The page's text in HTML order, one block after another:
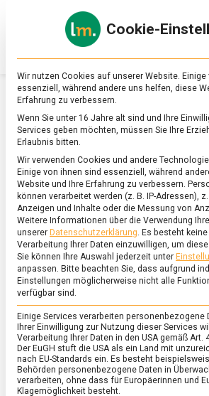
&
SCHLAGWORT:WELTVEGANTAG
FEATURED/WIRTSCHAFT
Zum Weltvegantag: Essen
und Abfall
Cookie-
Wir nutzen Cookies auf unserer Website. Einige
essenziell, während andere uns helfen, diese
Erfahrung zu verbessern.
Wenn Sie unter 16 Jahre alt sind und Ihre
Services geben möchten, müssen Sie Ihre
Erlaubnis bitten.
Wir verwenden Cookies und andere
Einige von ihnen sind essenziell, während
Website und Ihre Erfahrung zu verbessern.
können verarbeitet werden (z. B. IP-Adressen),
Anzeigen und Inhalte oder die Messung von
Weitere Informationen über die Verwendung
unserer Datenschutzerklärung. Es besteht
Verarbeitung Ihrer Daten einzuwilligen, um
Sie können Ihre Auswahl jederzeit unter
anpassen. Bitte beachten Sie, dass aufgrund
Einstellungen möglicherweise nicht alle
verfügbar sind.
Einige Services verarbeiten personenbezogene
Ihrer Einwilligung zur Nutzung dieser Services
Verarbeitung Ihrer Daten in den USA gemäß Art.
Der EuGH stuft die USA als ein Land mit
nach EU-Standards ein. Es besteht
Behörden personenbezogene Daten in
verarbeiten, ohne dass für Europäerinnen und
Klagemöglichkeit besteht.